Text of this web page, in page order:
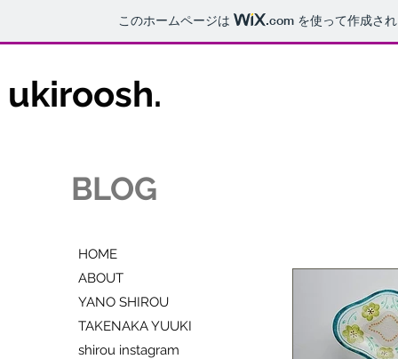
このホームページは .com を使って作成さ
ukiroosh.
BLOG
HOME
ABOUT
YANO SHIROU
TAKENAKA YUUKI
shirou instagram